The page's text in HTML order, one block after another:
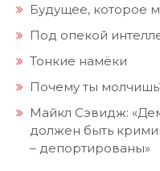
Будущее, которое
Под опекой
Тонкие намёки
Почему ты
Майкл Сэвидж:
должен быть
– депортированы»